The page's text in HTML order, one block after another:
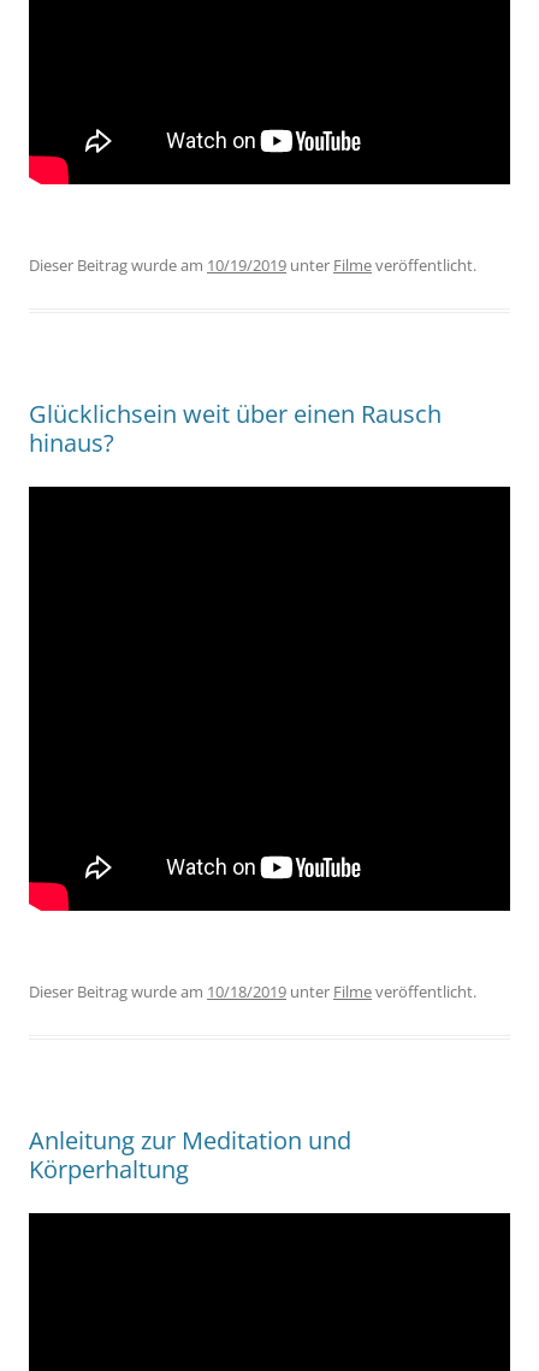
Dieser Beitrag wurde am 10/19/2019 unter Filmeveröffentlicht.
Glücklichsein weit über einen Rausch
hinaus?
Dieser Beitrag wurde am 10/18/2019 unter Filmeveröffentlicht.
Anleitung zur Meditation und
Körperhaltung